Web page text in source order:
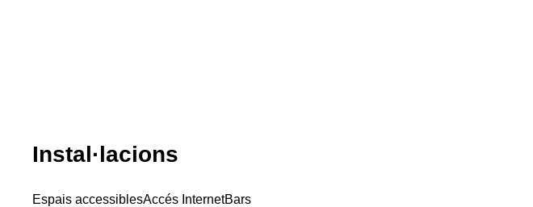
Instal·lacions
Espais accessiblesAccés InternetBars